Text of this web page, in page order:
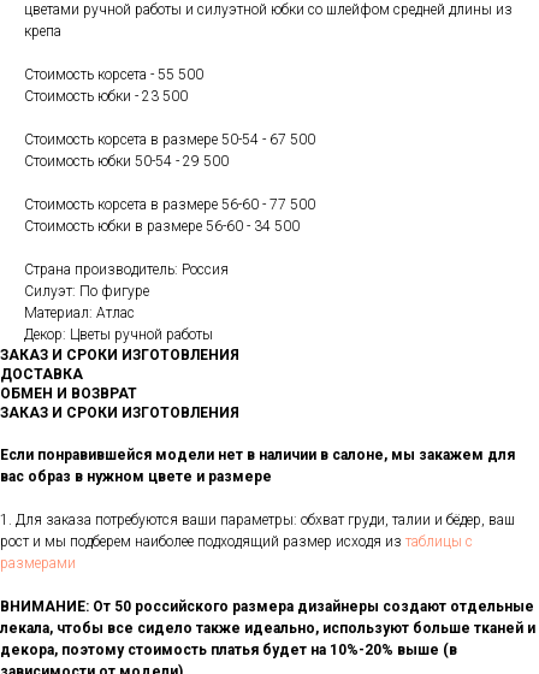
цветами ручной работы и силуэтной юбки со шлейфом средней длины из
крепа
Стоимость корсета - 55 500
Стоимость юбки - 23 500
Стоимость корсета в размере 50-54 - 67 500
Стоимость юбки 50-54 - 29 500
Стоимость корсета в размере 56-60 - 77 500
Стоимость юбки в размере 56-60 - 34 500
Страна производитель: Россия
Силуэт: По фигуре
Материал: Атлас
Декор: Цветы ручной работы
ЗАКАЗ И СРОКИ ИЗГОТОВЛЕНИЯ
ДОСТАВКА
ОБМЕН И ВОЗВРАТ
ЗАКАЗ И СРОКИ ИЗГОТОВЛЕНИЯ
Если понравившейся модели нет в наличии в салоне, мы закажем для
вас образ в нужном цвете и размере
1. Для заказа потребуются ваши параметры: обхват груди, талии и бёдер, ваш
рост и мы подберем наиболее подходящий размер исходя из таблицы с
размерами
ВНИМАНИЕ: От 50 российского размера дизайнеры создают отдельные
лекала, чтобы все сидело также идеально, используют больше тканей и
декора, поэтому стоимость платья будет на 10%-20% выше (в